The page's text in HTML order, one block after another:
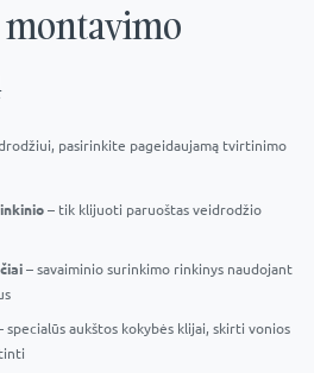
pasirinkite pageidaujamą tvirtinimo
– tik klijuoti paruoštas veidrodžio
– savaiminio surinkimo rinkinys naudojant
specialūs aukštos kokybės klijai, skirti vonios